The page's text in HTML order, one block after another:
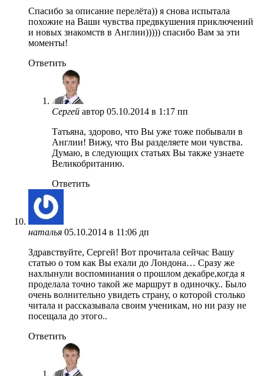
Спасибо за описание перелёта)) я снова испытала
похожие на Ваши чувства предвкушения приключений
и новых знакомств в Англии))))) спасибо Вам за эти
моменты!
Ответить
Сергей автор 05.10.2014 в 1:17 пп
Татьяна, здорово, что Вы уже тоже побывали в
Англии! Вижу, что Вы разделяете мои чувства.
Думаю, в следующих статьях Вы также узнаете
Великобританию.
Ответить
наталья 05.10.2014 в 11:06 дп
Здравствуйте, Сергей! Вот прочитала сейчас Вашу
статью о том как Вы ехали до Лондона… Сразу же
нахлынули воспоминания о прошлом декабре,когда я
проделала точно такой же маршрут в одиночку.. Было
очень волнительно увидеть страну, о которой столько
читала и рассказывала своим ученикам, но ни разу не
посещала до этого..
Ответить